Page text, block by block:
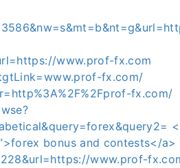
www.prof-fx.com
fx.com/
fx.com/
bonus and contests</a>
www.prof-